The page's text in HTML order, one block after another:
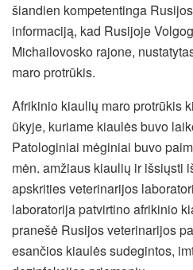
šiandien kompetentinga
informaciją, kad Rusijoje
Michailovosko rajone,
maro protrūkis.
Afrikinio kiaulių maro protrūkis
ūkyje, kuriame kiaulės buvo
Patologiniai mėginiai buvo
mėn. amžiaus kiaulių ir išsiųsti
apskrities veterinarijos
laboratorija patvirtino afrikinio
pranešė Rusijos veterinarijos
esančios kiaulės sudegintos,